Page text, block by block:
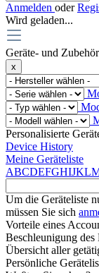
Anmelden oder
Wird geladen...
Geräte- und
x
Personalisierte
Device History
Meine Geräteliste
ABCDEFGHIJKL
Um die Geräteliste
müssen Sie sich
Vorteile eines
Beschleunigung des
Übersicht aller
Persönliche